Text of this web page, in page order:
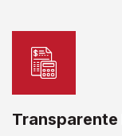
Transparente